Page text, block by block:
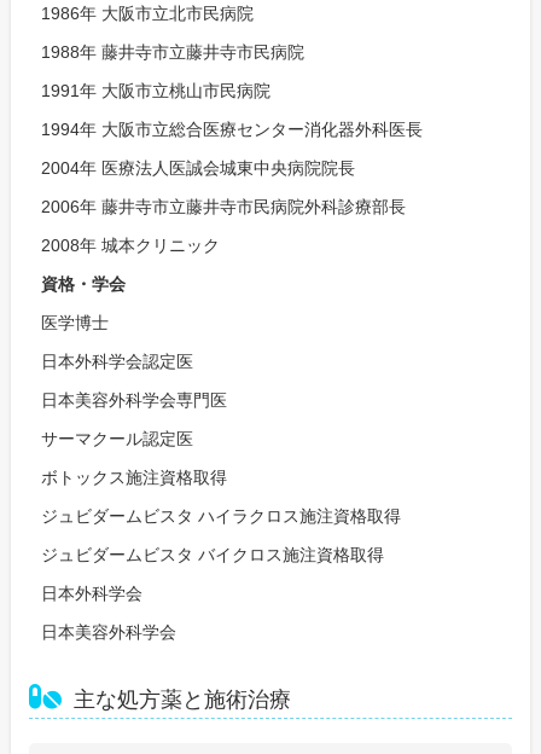
1986年 大阪市立北市民病院
1988年 藤井寺市立藤井寺市民病院
1991年 大阪市立桃山市民病院
1994年 大阪市立総合医療センター消化器外科医長
2004年 医療法人医誠会城東中央病院院長
2006年 藤井寺市立藤井寺市民病院外科診療部長
2008年 城本クリニック
資格・学会
医学博士
日本外科学会認定医
日本美容外科学会専門医
サーマクール認定医
ボトックス施注資格取得
ジュビダームビスタ ハイラクロス施注資格取得
ジュビダームビスタ バイクロス施注資格取得
日本外科学会
日本美容外科学会
主な処方薬と施術治療